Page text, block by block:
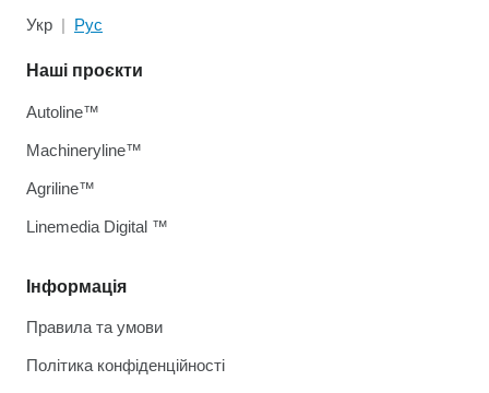
Укр Рус
Інформація
Правила та умови
Політика конфіденційності
Наші проєкти
Autoline™
Machineryline™
Agriline™
Linemedia Digital ™